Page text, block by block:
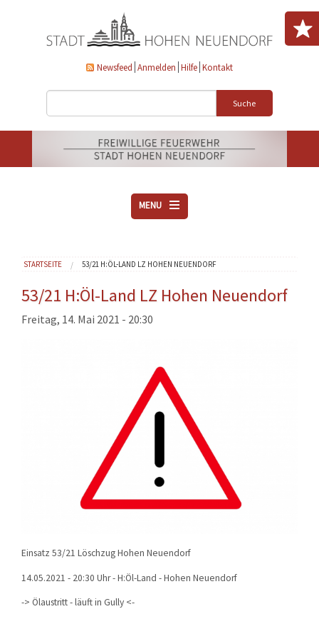
Newsfeed Anmelden Hilfe Kontakt
Suche
MENU
VEREINE
AKTUELLES
DOWNLOADS
EINSÄTZE
Sie sind hier
STARTSEITE 53/21 H:ÖL-LAND LZ HOHEN NEUENDORF
53/21 H:Öl-Land LZ Hohen Neuendorf
Freitag, 14. Mai 2021 - 20:30
Einsatz 53/21 Löschzug Hohen Neuendorf
14.05.2021 - 20:30 Uhr - H:Öl-Land - Hohen Neuendorf
-> Ölaustritt - läuft in Gully <-